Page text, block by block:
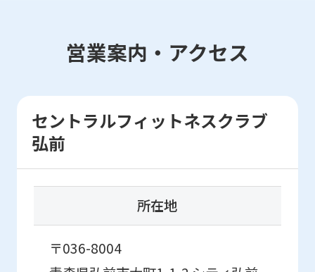
営業案内・アクセス
セントラルフィットネスクラブ
弘前
所在地
〒036-8004
We
ask
you
before
using